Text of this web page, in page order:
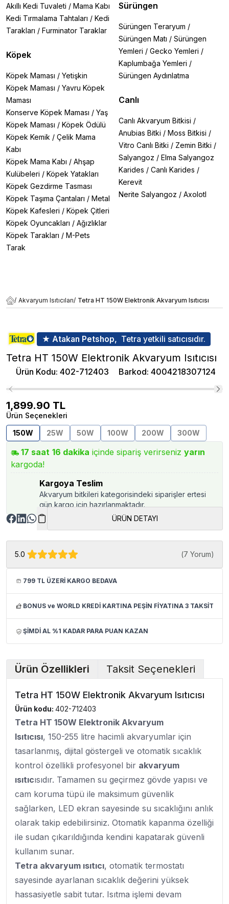
Akıllı Kedi Tuvaleti / Mama Kabı
Kedi Tırmalama Tahtaları / Kedi
Tarakları / Furminator Taraklar
Köpek
Köpek Maması / Yetişkin
Köpek Maması / Yavru Köpek
Maması
Konserve Köpek Maması / Yaş
Köpek Maması / Köpek Ödülü
Köpek Kemik / Çelik Mama
Kabı
Köpek Mama Kabı / Ahşap
Kulübeleri / Köpek Yatakları
Köpek Gezdirme Tasması
Köpek Taşıma Çantaları / Metal
Köpek Kafesleri / Köpek Çitleri
Köpek Oyuncakları / Ağızlıklar
Köpek Tarakları / M-Pets
Tarak
Sürüngen
Sürüngen Teraryum /
Sürüngen Matı / Sürüngen
Yemleri / Gecko Yemleri /
Kaplumbağa Yemleri /
Sürüngen Aydınlatma
Canlı
Canlı Akvaryum Bitkisi /
Anubias Bitki / Moss Bitkisi /
Vitro Canlı Bitki / Zemin Bitki /
Salyangoz / Elma Salyangoz
Karides / Canlı Karides /
Kerevit
Nerite Salyangoz / Axolotl
/ Akvaryum Isıtıcıları/ Tetra HT 150W Elektronik Akvaryum Isıtıcısı
★ Atakan Petshop, Tetra yetkili satıcısıdır.
Tetra HT 150W Elektronik Akvaryum Isıtıcısı
Ürün Kodu: 402-712403 Barkod: 4004218307124
1,899.90 TL
Ürün Seçenekleri
150W
25W 50W 100W 200W 300W
17 saat 16 dakika içinde sipariş verirseniz yarın
kargoda!
Kargoya Teslim
Akvaryum bitkileri kategorisindeki siparişler ertesi
gün kargo için hazırlanmaktadır.
ÜRÜN DETAYI
5.0 (7 Yorum)
799 TL ÜZERİ KARGO BEDAVA
BONUS ve WORLD KREDİ KARTINA PEŞİN FİYATINA 3 TAKSİT
ŞİMDİ AL %1 KADAR PARA PUAN KAZAN
Ürün Özellikleri Taksit Seçenekleri
Tetra HT 150W Elektronik Akvaryum Isıtıcısı
Ürün kodu: 402-712403
Tetra HT 150W Elektronik Akvaryum
Isıtıcısı, 150-255 litre hacimli akvaryumlar için
tasarlanmış, dijital göstergeli ve otomatik sıcaklık
kontrol özellikli profesyonel bir akvaryum
ısıtıcısıdır. Tamamen su geçirmez gövde yapısı ve
cam koruma tüpü ile maksimum güvenlik
sağlarken, LED ekran sayesinde su sıcaklığını anlık
olarak takip edebilirsiniz. Otomatik kapanma özelliği
ile sudan çıkarıldığında kendini kapatarak güvenli
kullanım sunar.
Tetra akvaryum ısıtıcı, otomatik termostatı
sayesinde ayarlanan sıcaklık değerini yüksek
hassasiyetle sabit tutar. Isıtma işlemi devam